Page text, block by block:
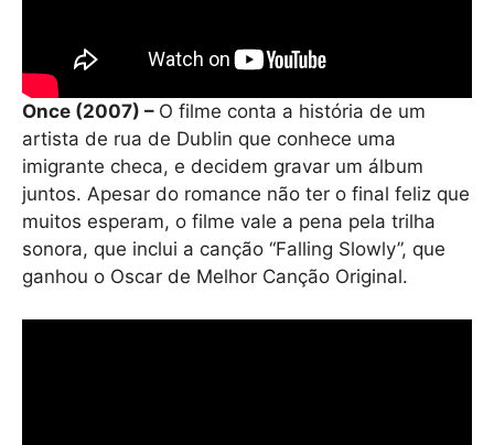
Once (2007) – O filme conta a história de um
artista de rua de Dublin que conhece uma
imigrante checa, e decidem gravar um álbum
juntos. Apesar do romance não ter o final feliz que
muitos esperam, o filme vale a pena pela trilha
sonora, que inclui a canção “Falling Slowly”, que
ganhou o Oscar de Melhor Canção Original.